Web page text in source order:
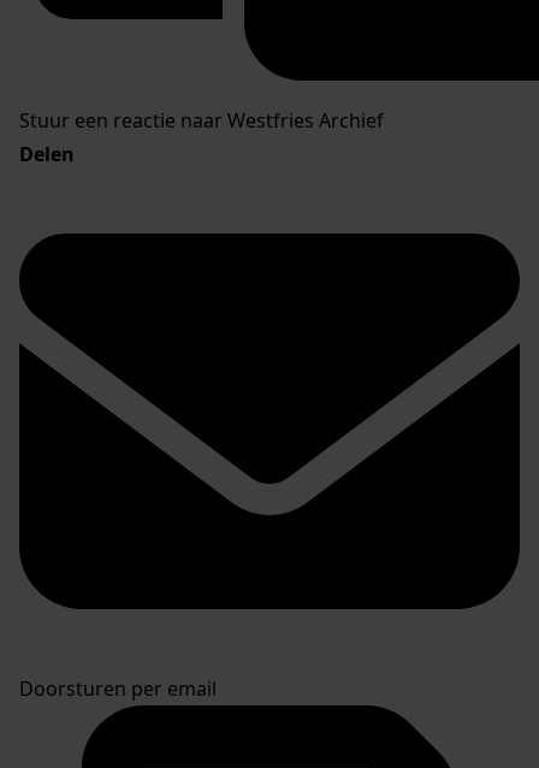
Stuur een reactie naar Westfries Archief
Delen
Doorsturen per email